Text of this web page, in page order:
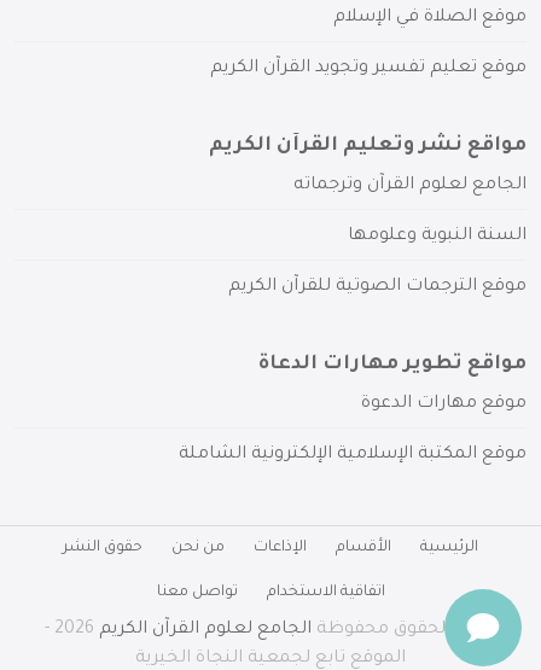
موقع الصلاة في الإسلام
موقع تعليم تفسير وتجويد القرآن الكريم
مواقع نشر وتعليم القرآن الكريم
الجامع لعلوم القرآن وترجماته
السنة النبوية وعلومها
موقع الترجمات الصوتية للقرآن الكريم
مواقع تطوير مهارات الدعاة
موقع مهارات الدعوة
موقع المكتبة الإسلامية الإلكترونية الشاملة
الرئيسية الأقسام الإذاعات من نحن حقوق النشر
اتفاقية الاستخدام تواصل معنا
جميع الحقوق محفوظة الجامع لعلوم القرآن الكريم
2026 -
الموقع تابع لجمعية النجاة الخيرية